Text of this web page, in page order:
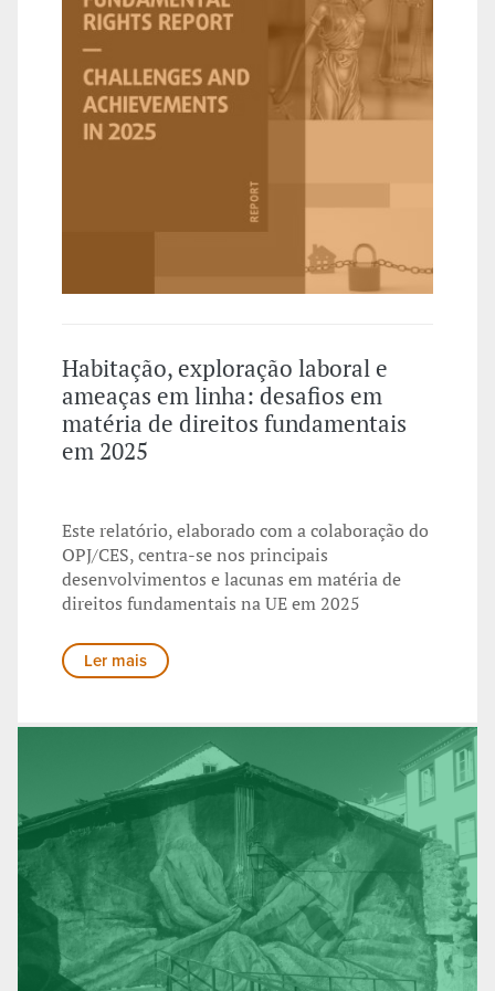
Habitação, exploração laboral e
ameaças em linha: desafios em
matéria de direitos fundamentais
em 2025
Este relatório, elaborado com a colaboração do
OPJ/CES, centra-se nos principais
desenvolvimentos e lacunas em matéria de
direitos fundamentais na UE em 2025
Ler mais